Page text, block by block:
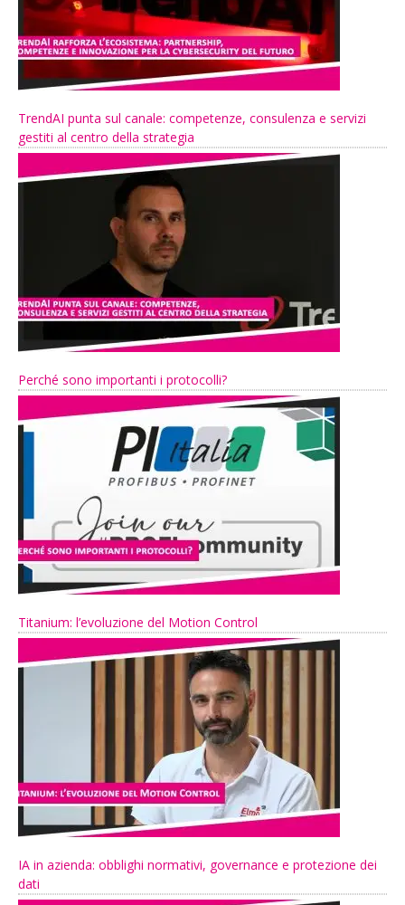
TrendAI punta sul canale: competenze, consulenza e servizi
gestiti al centro della strategia
Perché sono importanti i protocolli?
Titanium: l’evoluzione del Motion Control
IA in azienda: obblighi normativi, governance e protezione dei
dati